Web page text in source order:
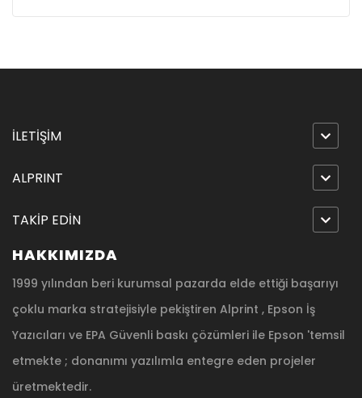
İLETİŞİM
ALPRINT
TAKİP EDİN
HAKKIMIZDA
1999 yılından beri kurumsal pazarda elde ettiği başarıyı
çoklu marka stratejisiyle pekiştiren Alprint , Epson İş
Yazıcıları ve EPA Güvenli baskı çözümleri ile Epson 'temsil
etmekte ; donanımı yazılımla entegre eden projeler
üretmektedir.